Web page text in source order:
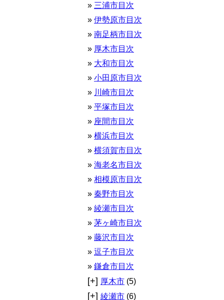
三浦市目次
伊勢原市目次
南足柄市目次
厚木市目次
大和市目次
小田原市目次
川崎市目次
平塚市目次
座間市目次
横浜市目次
横須賀市目次
海老名市目次
相模原市目次
秦野市目次
綾瀬市目次
茅ヶ崎市目次
藤沢市目次
逗子市目次
鎌倉市目次
[+] 厚木市 (5)
[+] 綾瀬市 (6)